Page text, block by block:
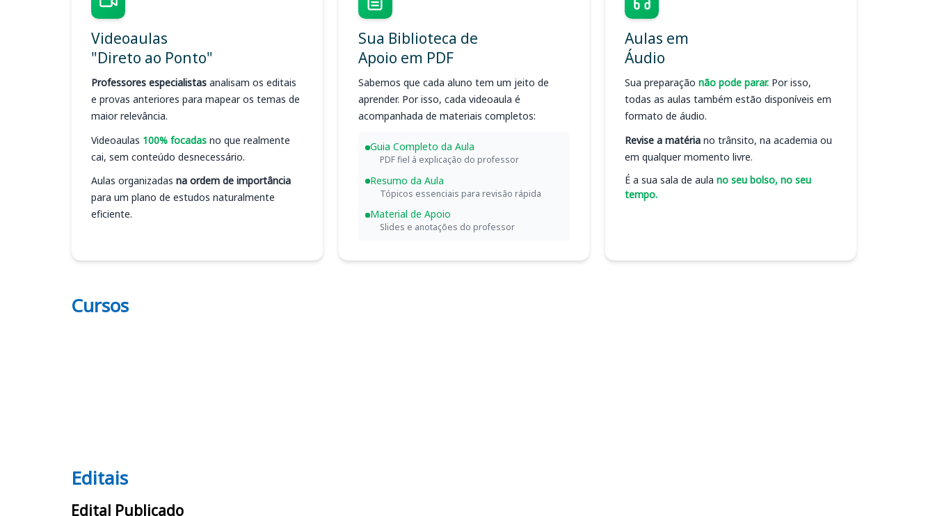
Videoaulas
"Direto ao Ponto"
Professores especialistas analisam os editais
e provas anteriores para mapear os temas de
maior relevância.
Videoaulas 100% focadas no que realmente
cai, sem conteúdo desnecessário.
Aulas organizadas na ordem de importância
para um plano de estudos naturalmente
eficiente.
Sua Biblioteca de
Apoio em PDF
Sabemos que cada aluno tem um jeito de
aprender. Por isso, cada videoaula é
acompanhada de materiais completos:
Guia Completo da Aula
PDF fiel à explicação do professor
Resumo da Aula
Tópicos essenciais para revisão rápida
Material de Apoio
Slides e anotações do professor
Aulas em
Áudio
Sua preparação não pode parar. Por isso,
todas as aulas também estão disponíveis em
formato de áudio.
Revise a matéria no trânsito, na academia ou
em qualquer momento livre.
É a sua sala de aula no seu bolso, no seu
tempo.
Cursos
Editais
Editais
Edital Publicado